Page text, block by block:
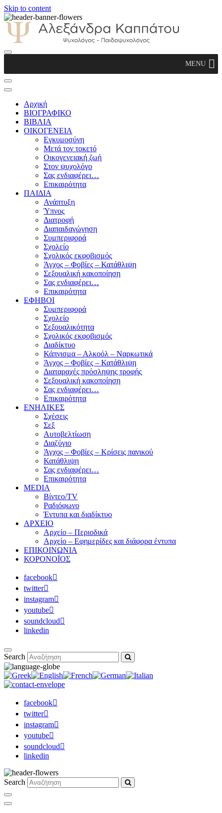
Skip to content
Παιδοψυχολόγος
MENU
Αρχική
ΒΙΟΓΡΑΦΙΚΟ
ΒΙΒΛΙΑ
ΟΙΚΟΓΕΝΕΙΑ
Εγκυμοσύνη
Μετά τον τοκετό
Οικογενειακή ζωή
Στον ψυχολόγο
Σας ενδιαφέρει…
Επικαιρότητα
ΠΑΙΔΙΑ
Ανάπτυξη
Ύπνος
Διατροφή
Διαπαιδαγώγηση
Συμπεριφορά
Σχολείο
Σχολικός εκφοβισμός
Άγχος – Φοβίες – Κατάθλιψη
Σεξουαλική κακοποίηση
Σας ενδιαφέρει…
Επικαιρότητα
ΕΦΗΒΟΙ
Συμπεριφορά
Σχολείο
Σεξουαλικότητα
Σχολικός εκφοβισμός
Διαδίκτυο
Κάπνισμα – Αλκοόλ – Ναρκωτικά
Άγχος – Φοβίες – Κατάθλιψη
Διαταραχές πρόσληψης τροφής
Σεξουαλική κακοποίηση
Σας ενδιαφέρει…
Επικαιρότητα
ΕΝΗΛΙΚΕΣ
Σχέσεις
Σεξ
Αυτοβελτίωση
Διαζύγιο
Άγχος – Φοβίες – Κρίσεις πανικού
Κατάθλιψη
Σας ενδιαφέρει…
Επικαιρότητα
MEDIA
Βίντεο/TV
Ραδιόφωνο
Έντυπα και διαδίκτυο
ΑΡΧΕΙΟ
Αρχείο – Περιοδικά
Αρχείο – Εφημερίδες και διάφορα έντυπα
ΕΠΙΚΟΙΝΩΝΙΑ
ΚΟΡΟΝΟΪΟΣ
facebook
twitter
instagram
youtube
soundcloud
linkedin
Search
facebook
twitter
instagram
youtube
soundcloud
linkedin
Search